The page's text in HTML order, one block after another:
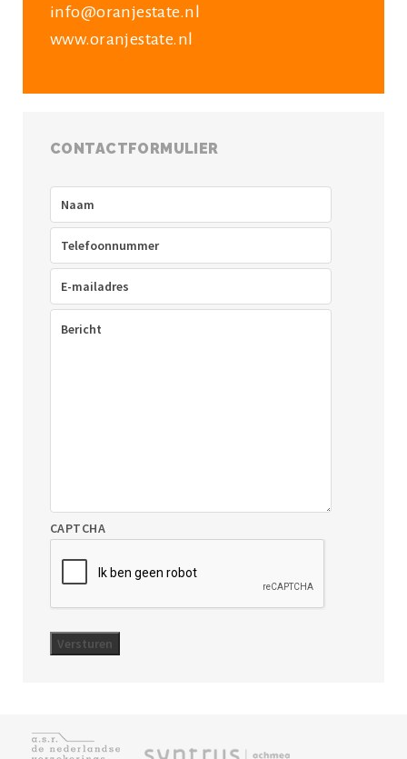
info@oranjestate.nl
www.oranjestate.nl
CONTACTFORMULIER
Telefoon
mailadres(Vereist)
CAPTCHA